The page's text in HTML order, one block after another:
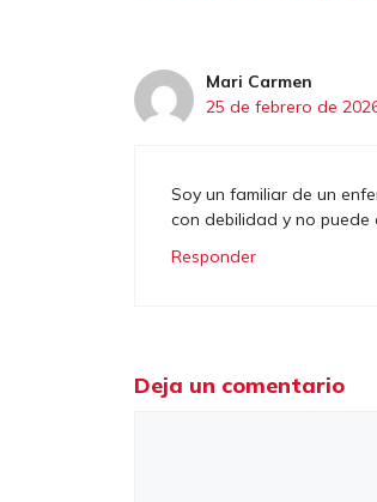
Mari Carmen
25 de febrero de
Soy un familiar de un
con debilidad y no puede
Responder
Deja un comentario